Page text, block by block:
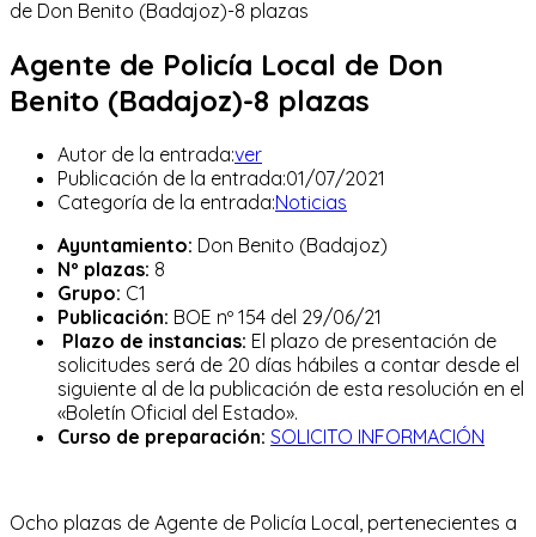
Agente de Policía Local de Don
Benito (Badajoz)-8 plazas
Autor de la entrada:ver
Publicación de la entrada:01/07/2021
Categoría de la entrada:Noticias
Ayuntamiento: Don Benito (Badajoz)
Nº plazas: 8
Grupo: C1
Publicación: BOE nº 154 del 29/06/21
Plazo de instancias: El plazo de presentación de
solicitudes será de 20 días hábiles a contar desde el
siguiente al de la publicación de esta resolución en el
«Boletín Oficial del Estado».
Curso de preparación: SOLICITO INFORMACIÓN
Ocho plazas de Agente de Policía Local, pertenecientes a